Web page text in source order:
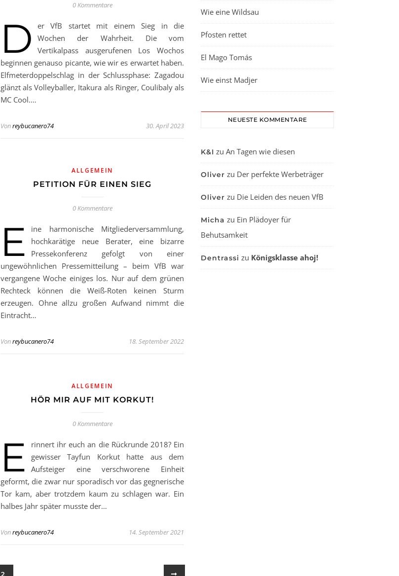
0 Kommentare
D
er VfB startet mit einem Sieg in die
Wochen der Wahrheit. Die vom
Vertikalpass ausgerufenen Los Wochos
beginnen genauso picante, wie wir es erwartet haben.
Elfmeterdoppelschlag in der Schlussphase: Zagadou
glänzt als Volleyballer, Itakura als Ringer, Coulibaly als
MC Cool.…
Vonreybucanero74 30. April 2023
ALLGEMEIN
PETITION FÜR EINEN SIEG
0 Kommentare
E
ine harmonische Mitgliederversammlung,
hochkarätige neue Berater, eine bizarre
Pressekonferenz gefolgt von einer
ungewöhnlichen Pressemitteilung – beim VfB war
vergangene Woche einiges los. Nur auf dem grünen
Rechteck können die Weiß-Roten keinen Sturm
erzeugen. Ohne allzu großen Aufwand nimmt die
Eintracht…
Vonreybucanero74 18. September 2022
ALLGEMEIN
HÖR MIR AUF MIT KORKUT!
0 Kommentare
E
rinnert ihr euch an die Rückrunde 2018? Ein
gewisser Tayfun Korkut hatte aus dem
Aufsteiger eine verschworene Einheit
geformt, die zwar nur sporadisch vor das gegnerische
Tor kam, aber trotzdem kaum zu schlagen war. Ein
halbes Jahr später musste der…
Vonreybucanero74 14. September 2021
2
Wie eine Wildsau
Pfosten rettet
El Mago Tomás
Wie einst Madjer
NEUESTE KOMMENTARE
K&I zu An Tagen wie diesen
Oliver zu Der perfekte Werbeträger
Oliver zu Die Leiden des neuen VfB
Micha zu Ein Plädoyer für
Behutsamkeit
Dentrassi zu Königsklasse ahoj!